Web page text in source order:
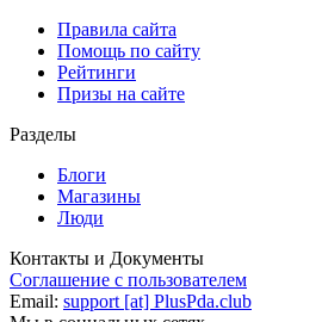
Правила сайта
Помощь по сайту
Рейтинги
Призы на сайте
Разделы
Блоги
Магазины
Люди
Контакты и Документы
Соглашение с пользователем
Email: support [at] PlusPda.club